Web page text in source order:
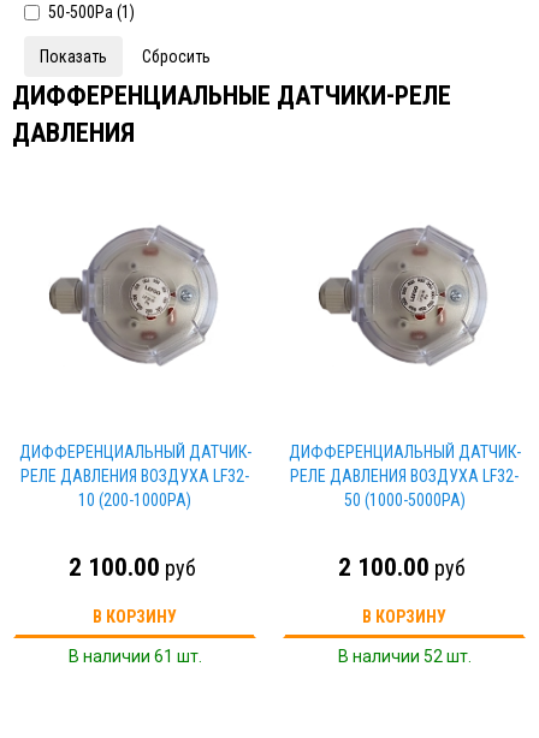
50-500Pa (1)
ДИФФЕРЕНЦИАЛЬНЫЕ ДАТЧИКИ-РЕЛЕ
ДАВЛЕНИЯ
ДИФФЕРЕНЦИАЛЬНЫЙ ДАТЧИК-
РЕЛЕ ДАВЛЕНИЯ ВОЗДУХА LF32-
10 (200-1000PA)
2 100.00 руб
В КОРЗИНУ
В наличии 61 шт.
ДИФФЕРЕНЦИАЛЬНЫЙ ДАТЧИК-
РЕЛЕ ДАВЛЕНИЯ ВОЗДУХА LF32-
50 (1000-5000PA)
2 100.00 руб
В КОРЗИНУ
В наличии 52 шт.